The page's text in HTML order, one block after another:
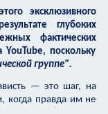
эксклюзивного
глубоких
фактических
поскольку
группе".
— это шаг, на
когда правда им не